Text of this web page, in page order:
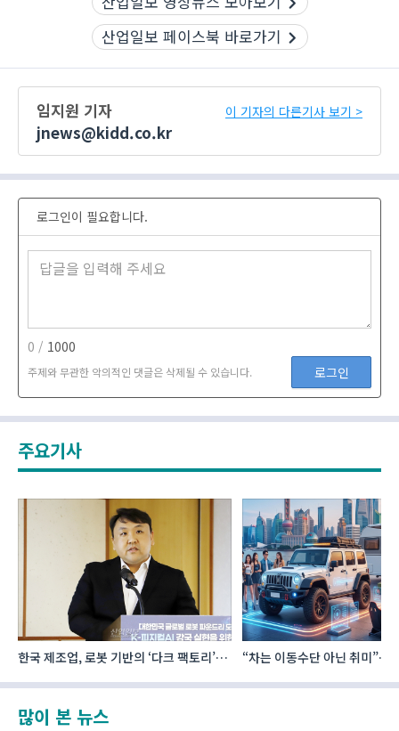
산업일보 페이스북 바로가기
임지원 기자
jnews@kidd.co.kr
이 기자의 다른기사 보기 >
로그인이 필요합니다.
0 / 1000
주제와 무관한 악의적인 댓글은 삭제될 수 있습니다. 로그인
주요기사
한국 제조업, 로봇 기반의 ‘다크 팩토리’로
“차는 이동수단 아닌 취미”…
많이 본 뉴스